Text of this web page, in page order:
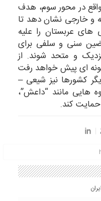
در محور سوم، هدف
و خارجی نشان دهد تا
عربستان را علیه
سنی و سلفی برای
و متحد شوند. از
ای پیش خواهد رفت
کشورها نیز شیعی –
هایی مانند “داعش”،
حمایت کند.